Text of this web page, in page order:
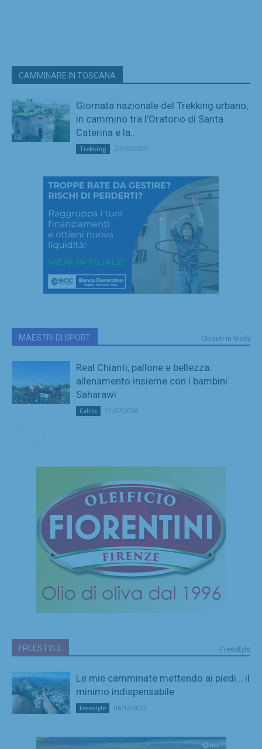
CAMMINARE IN TOSCANA
Giornata nazionale del Trekking urbano,
in cammino tra l’Oratorio di Santa
Caterina e la...
Trekking 27/10/2025
MAESTRI DI SPORT Chianti in Viola
Real Chianti, pallone e bellezza:
allenamento insieme con i bambini
Saharawi
Calcio 21/07/2026
FREESTYLE Freestyle
Le mie camminate mettendo ai piedi… il
minimo indispensabile
Freestyle 06/12/2022